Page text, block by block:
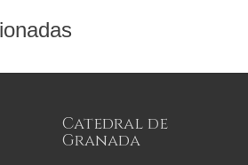
Catedral de
Granada